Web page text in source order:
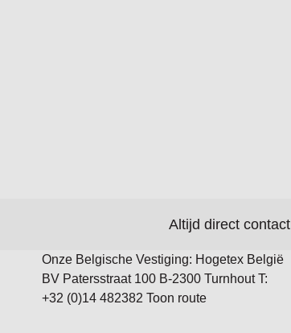
Altijd direct contact
Onze Belgische Vestiging: Hogetex België
BV Patersstraat 100 B-2300 Turnhout T:
+32 (0)14 482382 Toon route